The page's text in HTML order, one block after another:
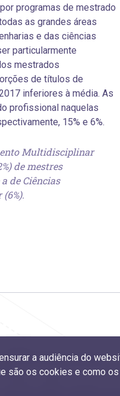
programas de mestrado
as grandes áreas
e das ciências
particularmente
mestrados
de títulos de
inferiores à média. As
profissional naquelas
15% e 6%.
Multidisciplinar
de mestres
de Ciências
mulheres por atividade
a audiência do
são os cookies e como